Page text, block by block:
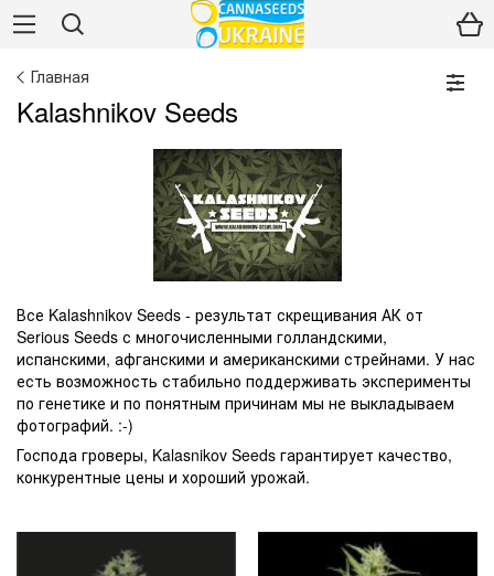
Главная
Kalashnikov Seeds
Все Kalashnikov Seeds - результат скрещивания АК от
Serious Seeds с многочисленными голландскими,
испанскими, афганскими и американскими стрейнами. У нас
есть возможность стабильно поддерживать эксперименты
по генетике и по понятным причинам мы не выкладываем
фотографий. :-)
Господа гроверы, Kalasnikov Seeds гарантирует качество,
конкурентные цены и хороший урожай.